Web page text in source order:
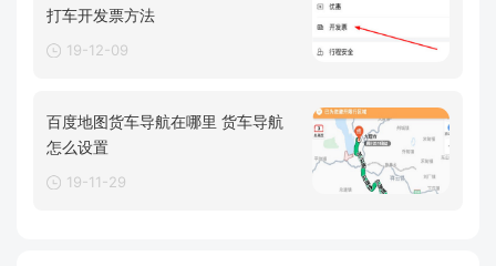
打车开发票方法
19-12-09
百度地图货车导航在哪里 货车导航
怎么设置
19-11-29